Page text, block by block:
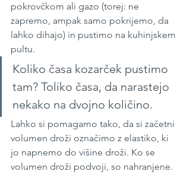
pokrovčkom ali gazo (torej: ne
zapremo, ampak samo pokrijemo, da
lahko dihajo) in pustimo na kuhinjskem
pultu.
Koliko časa kozarček pustimo
tam? Toliko časa, da narastejo
nekako na dvojno količino.
Lahko si pomagamo tako, da si začetni
volumen droži označimo z elastiko, ki
jo napnemo do višine droži. Ko se
volumen droži podvoji, so nahranjene.